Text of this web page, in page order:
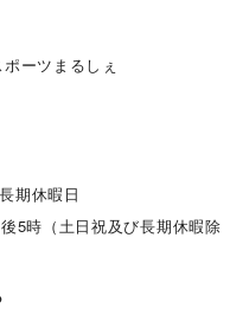
ーツまるしぇ
期休暇日
5時（土日祝及び長期休暇除